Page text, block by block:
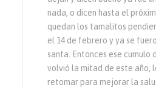
nada, o dicen hasta el
quedan los tamalitos
el 14 de febrero y ya se
santa. Entonces ese cumulo
volvió la mitad de este año,
retomar para mejorar la